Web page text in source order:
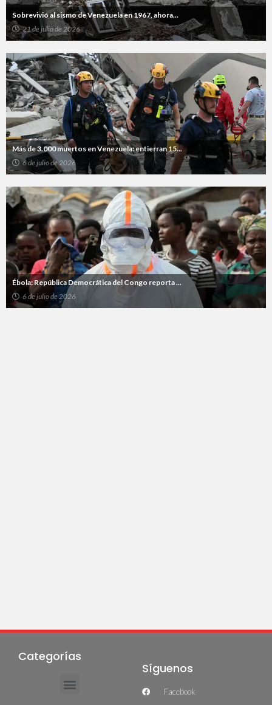
Sobrevivió al sismo de Venezuela en 1967, ahora...
21 de julio de 2026
Más de 3.000 muertos en Venezuela: entierran 15...
6 de julio de 2026
Ébola: República Democrática del Congo reporta ...
6 de julio de 2026
Categorías
Síguenos
Facebook